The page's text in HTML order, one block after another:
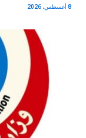
8 أغسطس، 2026